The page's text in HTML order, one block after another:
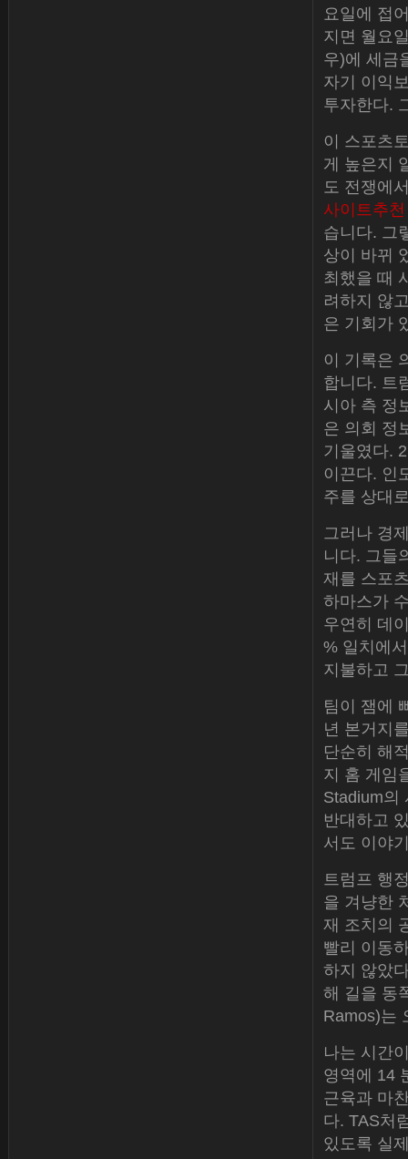
요일에 접
지면 월요
우)에 세금
자기 이익
투자한다.
이 스포츠
게 높은지
도 전쟁에
사이트추천
습니다. 그
상이 바뀌
최했을 때
려하지 않
은 기회가
이 기록은
합니다. 트
시아 측 정
은 의회 정
기울였다.
이끈다. 인
주를 상대
그러나 경
니다. 그들
재를 스포
하마스가
우연히 데
% 일치에
지불하고
팀이 잼에
년 본거지
단순히 해
지 홈 게임
Stadium의
반대하고
서도 이야
트럼프 행
을 겨냥한
재 조치의
빨리 이동
하지 않았
해 길을 동
Ramos)는
나는 시간
영역에 14
근육과 마
다. TAS처
있도록 실